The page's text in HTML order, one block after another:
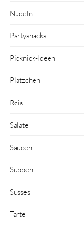
Nudeln
Partysnacks
Picknick-Ideen
Plätzchen
Reis
Salate
Saucen
Suppen
Süsses
Tarte